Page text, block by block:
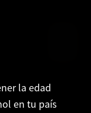
la edad
en tu país